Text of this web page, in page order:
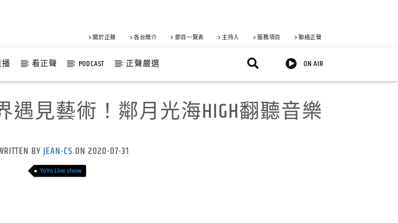
關於正聲 各台簡介 節目一覽表 主持人 服務項目 聯絡正聲
看正聲 PODCAST 正聲嚴選 ON AIR
遇見藝術！鄰月光海HIGH翻聽音樂
BYJEAN-CS ON 2020-07-31
YoYo Live show